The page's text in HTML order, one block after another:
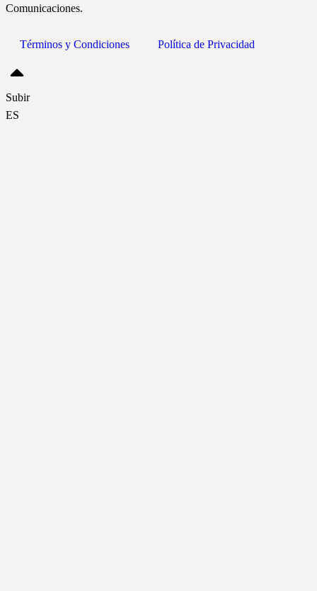
Comunicaciones.
Términos y Condiciones Política de Privacidad
Subir
ES